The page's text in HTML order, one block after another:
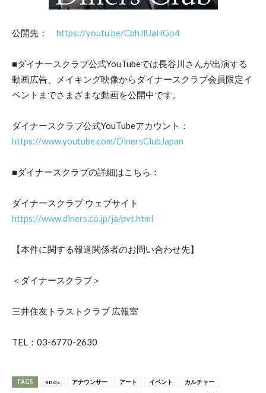
公開先： https://youtu.be/CbhJlUaHGo4
■ダイナースクラブ公式YouTubeでは長谷川さんが出演する
動画広告、メイキング映像からダイナースクラブ会員限定イ
ベントまでさまざまな動画を公開中です。
ダイナースクラブ公式YouTubeアカウント：
https://www.youtube.com/DinersClubJapan
■ダイナースクラブの詳細はこちら：
ダイナースクラブ ウェブサイト
https://www.diners.co.jp/ja/pvt.html
【本件に関する報道関係者のお問い合わせ先】
＜ダイナースクラブ＞
三井住友トラストクラブ 広報室
TEL：03-6770-2630
TAGS SDGs アナウンサー アート イベント カルチャー